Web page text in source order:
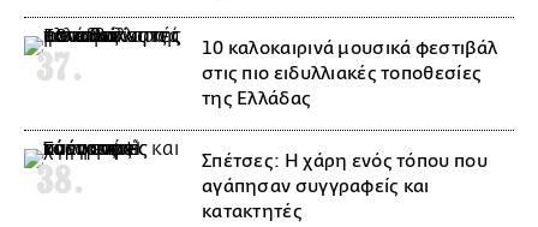
10 καλοκαιρινά μουσικά φεστιβάλ
στις πιο ειδυλλιακές τοποθεσίες
της Ελλάδας
Σπέτσες: Η χάρη ενός τόπου που
αγάπησαν συγγραφείς και
κατακτητές